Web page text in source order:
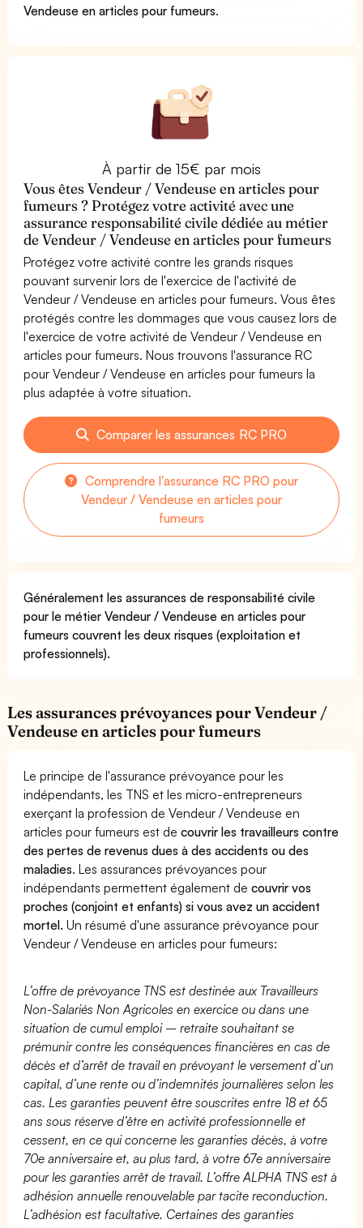
Vendeuse en articles pour fumeurs.
À partir de 15€ par mois
Vous êtes Vendeur / Vendeuse en articles pour
fumeurs ? Protégez votre activité avec une
assurance responsabilité civile dédiée au métier
de Vendeur / Vendeuse en articles pour fumeurs
Protégez votre activité contre les grands risques
pouvant survenir lors de l'exercice de l'activité de
Vendeur / Vendeuse en articles pour fumeurs. Vous êtes
protégés contre les dommages que vous causez lors de
l'exercice de votre activité de Vendeur / Vendeuse en
articles pour fumeurs. Nous trouvons l'assurance RC
pour Vendeur / Vendeuse en articles pour fumeurs la
plus adaptée à votre situation.
Comparer les assurances RC PRO
Comprendre l'assurance RC PRO pour
Vendeur / Vendeuse en articles pour
fumeurs
Généralement les assurances de responsabilité civile
pour le métier Vendeur / Vendeuse en articles pour
fumeurs couvrent les deux risques (exploitation et
professionnels).
Les assurances prévoyances pour Vendeur /
Vendeuse en articles pour fumeurs
Le principe de l'assurance prévoyance pour les
indépendants, les TNS et les micro-entrepreneurs
exerçant la profession de Vendeur / Vendeuse en
articles pour fumeurs est decouvrir les travailleurs contre
des pertes de revenus dues à des accidents ou des
maladies. Les assurances prévoyances pour
indépendants permettent également decouvrir vos
proches (conjoint et enfants) si vous avez un accident
mortel. Un résumé d'une assurance prévoyance pour
Vendeur / Vendeuse en articles pour fumeurs:
L’offre de prévoyance TNS est destinée aux Travailleurs
Non-Salariés Non Agricoles en exercice ou dans une
situation de cumul emploi – retraite souhaitant se
prémunir contre les conséquences financières en cas de
décès et d’arrêt de travail en prévoyant le versement d’un
capital, d’une rente ou d’indemnités journalières selon les
cas. Les garanties peuvent être souscrites entre 18 et 65
ans sous réserve d’être en activité professionnelle et
cessent, en ce qui concerne les garanties décès, à votre
70e anniversaire et, au plus tard, à votre 67e anniversaire
pour les garanties arrêt de travail. L’offre ALPHA TNS est à
adhésion annuelle renouvelable par tacite reconduction.
L’adhésion est facultative. Certaines des garanties